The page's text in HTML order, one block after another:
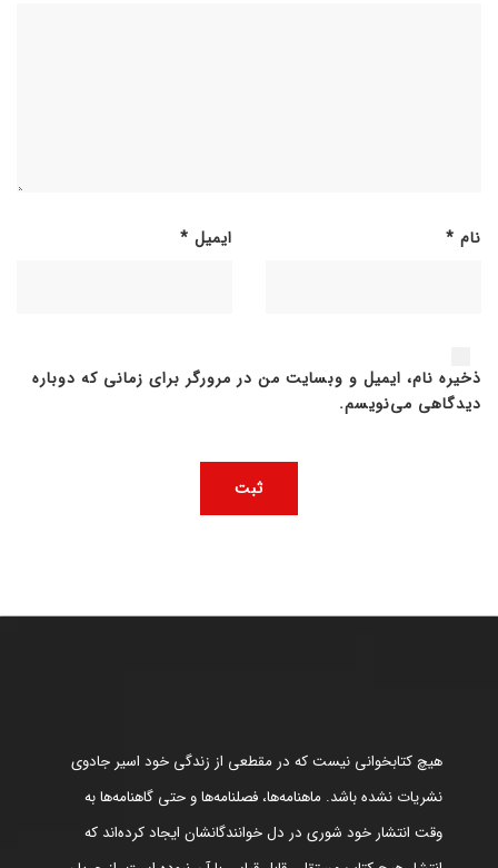
نام * ایمیل *
ذخیره نام، ایمیل و وبسایت من در مرورگر برای زمانی که دوباره
دیدگاهی می‌نویسم.
هیچ کتابخوانی نیست که در مقطعی از زندگی خود اسیر جادوی
نشریات نشده باشد. ماهنامه‌ها، فصلنامه‌ها و حتی گاهنامه‌ها به
وقت انتشار خود شوری در دل خوانندگانشان ایجاد کرده‌اند که